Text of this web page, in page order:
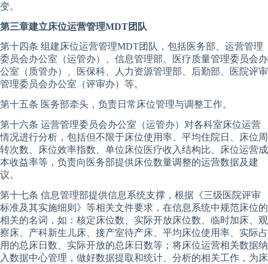
变。
第三章建立床位运营管理MDT团队
第十四条 组建床位运营管理MDT团队，包括医务部、运营管理
委员会办公室（运管办）、信息管理部、医疗质量管理委员会办
公室（质管办）、医保科、人力资源管理部、后勤部、医院评审
管理委员会办公室（评审办）等。
第十五条 医务部牵头，负责日常床位管理与调整工作。
第十六条 运营管理委员会办公室（运管办）对各科室床位运营
情况进行分析，包括但不限于床位使用率、平均住院日、床位周
转次数、床位效率指数、单位床位医疗收入结构比、床位运营成
本收益率等，负责向医务部提供床位数量调整的运营数据及建
议。
第十七条 信息管理部提供信息系统支撑，根据《三级医院评审
标准及其实施细则》等相关文件要求，在信息系统中规范床位的
相关的名词，如：核定床位数、实际开放床位数、临时加床、观
察床、产科新生儿床、接产室待产床、平均床位使用率、实际占
用的总床日数、实际开放的总床日数等；将床位运营相关数据纳
入数据中心管理，做好数据提取和统计、分析的相关工作，为床